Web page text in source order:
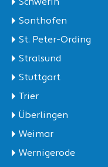
Schwerin
Sonthofen
St. Peter-Ording
Stralsund
Stuttgart
Trier
Überlingen
Weimar
Wernigerode